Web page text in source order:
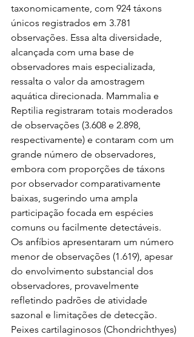
taxonomicamente, com 924 táxons
únicos registrados em 3.781
observações. Essa alta diversidade,
alcançada com uma base de
observadores mais especializada,
ressalta o valor da amostragem
aquática direcionada. Mammalia e
Reptilia registraram totais moderados
de observações (3.608 e 2.898,
respectivamente) e contaram com um
grande número de observadores,
embora com proporções de táxons
por observador comparativamente
baixas, sugerindo uma ampla
participação focada em espécies
comuns ou facilmente detectáveis.
Os anfíbios apresentaram um número
menor de observações (1.619), apesar
do envolvimento substancial dos
observadores, provavelmente
refletindo padrões de atividade
sazonal e limitações de detecção.
Peixes cartilaginosos (Chondrichthyes)